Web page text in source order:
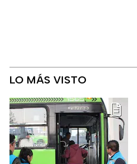
LO MÁS VISTO